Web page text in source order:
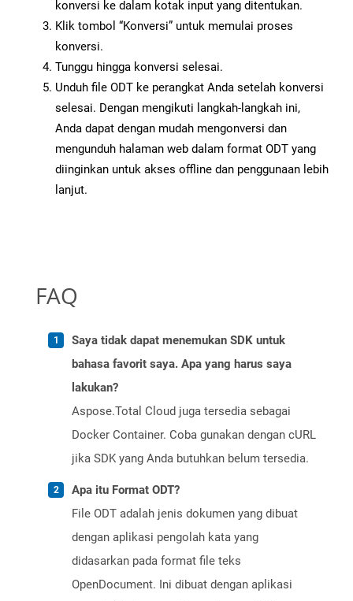
konversi ke dalam kotak input yang ditentukan.
Klik tombol “Konversi” untuk memulai proses
konversi.
Tunggu hingga konversi selesai.
Unduh file ODT ke perangkat Anda setelah konversi
selesai. Dengan mengikuti langkah-langkah ini,
Anda dapat dengan mudah mengonversi dan
mengunduh halaman web dalam format ODT yang
diinginkan untuk akses offline dan penggunaan lebih
lanjut.
FAQ
Saya tidak dapat menemukan SDK untuk
bahasa favorit saya. Apa yang harus saya
lakukan?
Aspose.Total Cloud juga tersedia sebagai
Docker Container. Coba gunakan dengan cURL
jika SDK yang Anda butuhkan belum tersedia.
Apa itu Format ODT?
File ODT adalah jenis dokumen yang dibuat
dengan aplikasi pengolah kata yang
didasarkan pada format file teks
OpenDocument. Ini dibuat dengan aplikasi